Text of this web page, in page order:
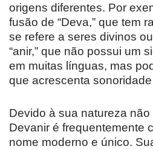
origens diferentes. Por
fusão de “Deva,” que tem
se refere a seres divinos
“anir,” que não possui um
em muitas línguas, mas
que acrescenta
Devido à sua natureza
Devanir é frequentemente
nome moderno e único.